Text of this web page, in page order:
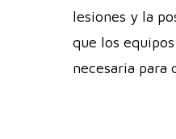
lesiones y la
que los
necesaria para